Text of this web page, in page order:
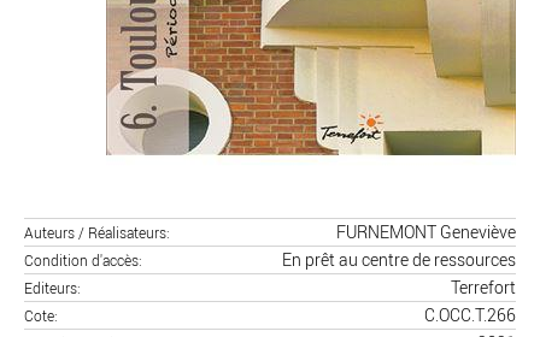
Auteurs / Réalisateurs FURNEMONT Geneviève
Condition d'accès En prêt au centre de ressources
Editeurs Terrefort
Cote C.OCC.T.266